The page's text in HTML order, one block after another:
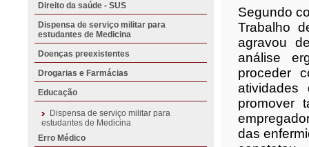
Direito da saúde - SUS
Dispensa de serviço militar para
estudantes de Medicina
Doenças preexistentes
Drogarias e Farmácias
Educação
Dispensa de serviço militar para
estudantes de Medicina
Erro Médico
Segundo
Trabalho
agravou
análise
proceder
atividades
promover
das